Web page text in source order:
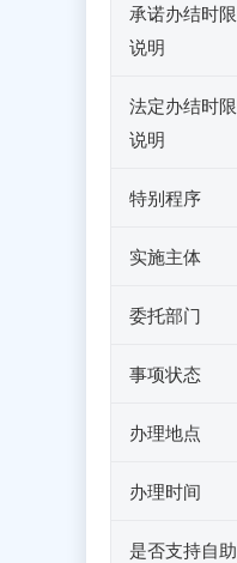
承诺办结时限
说明
法定办结时限
说明
特别程序
实施主体
委托部门
事项状态
办理地点
办理时间
是否支持自助